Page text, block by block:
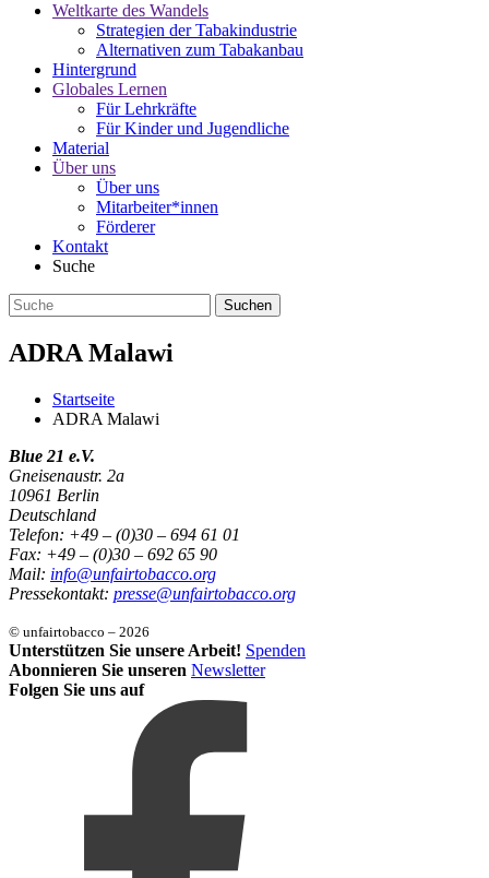
Weltkarte des Wandels
Strategien der Tabakindustrie
Alternativen zum Tabakanbau
Hintergrund
Globales Lernen
Für Lehrkräfte
Für Kinder und Jugendliche
Material
Über uns
Über uns
Mitarbeiter*innen
Förderer
Kontakt
Suche
ADRA Malawi
Startseite
ADRA Malawi
Blue 21 e.V.
Gneisenaustr. 2a
10961 Berlin
Deutschland
Telefon: +49 – (0)30 – 694 61 01
Fax: +49 – (0)30 – 692 65 90
Mail: info@unfairtobacco.org
Pressekontakt: presse@unfairtobacco.org
© unfairtobacco – 2026
Unterstützen Sie unsere Arbeit! Spenden
Abonnieren Sie unseren Newsletter
Folgen Sie uns auf